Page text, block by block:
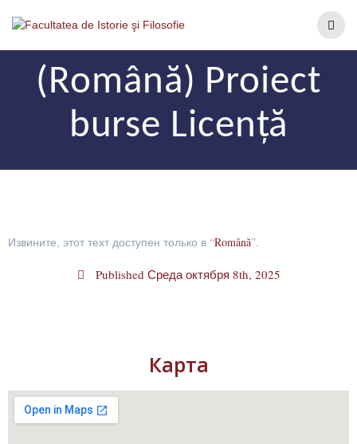
(Română) Proiect
burse Licență
Извините, этот техт доступен только в “Română”.
Published Среда октября 8th, 2025
Карта